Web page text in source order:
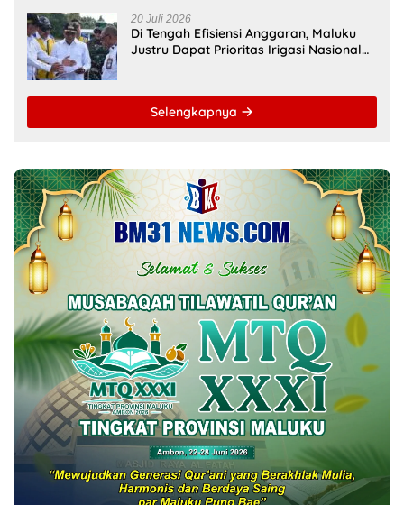
MANCANEGARA
Universitas Pattimura
Dorong Mahasiswa
Menembus Jejaring
Akademik Global Lewat
Kolaborasi Diaspora
Indonesia
Fakultas Hukum Unpatti
Percepat Transformasi
Kurikulum Berstandar
Internasional untuk Raih
Akreditasi ACQUIN
Kunjungan Dubes Prancis
Buka Peluang Kerja Sama
Strategis Unpatti untuk
Pendidikan dan SDM
Ambon Jadi Pilot City AI
Kesehatan AS, Unpatti
Buka Jalan Transformasi
Layanan Digital di
Indonesia Timur